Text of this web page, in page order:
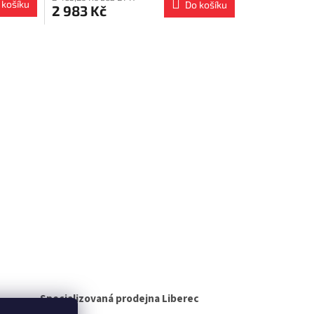
košíku 2 983 Kč Do košíku
Specializovaná prodejna Liberec